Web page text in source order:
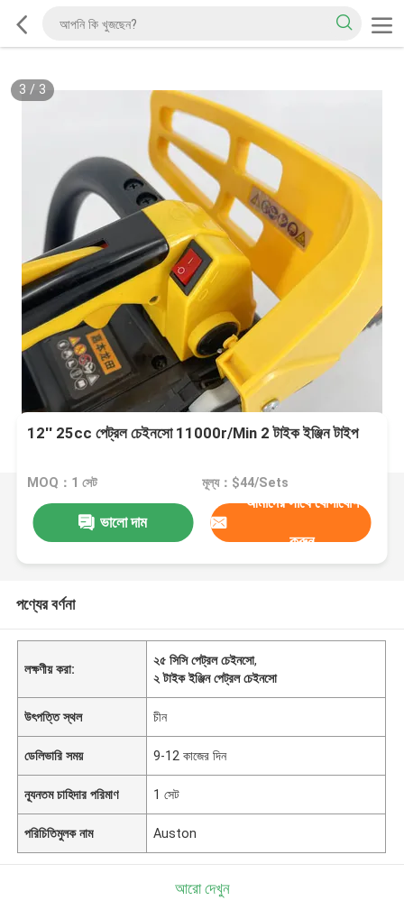
3 / 3
12'' 25cc পেট্রল চেইনসো 11000r/Min 2 টাইক ইঞ্জিন টাইপ
MOQ：1 সেট মূল্য：$44/Sets
ভালো দাম
আমাদের সাথে যোগাযোগ
করুন
পণ্যের বর্ণনা
লক্ষণীয় করা:
২৫ সিসি পেট্রল চেইনসো,
২ টাইক ইঞ্জিন পেট্রল চেইনসো
উৎপত্তি স্থল চীন
ডেলিভারি সময় 9-12 কাজের দিন
ন্যূনতম চাহিদার পরিমাণ 1 সেট
পরিচিতিমুলক নাম Auston
আরো দেখুন